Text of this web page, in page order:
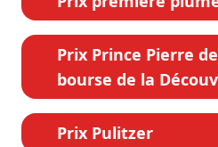
Prix Prince Pierre
bourse de la
Prix Pulitzer